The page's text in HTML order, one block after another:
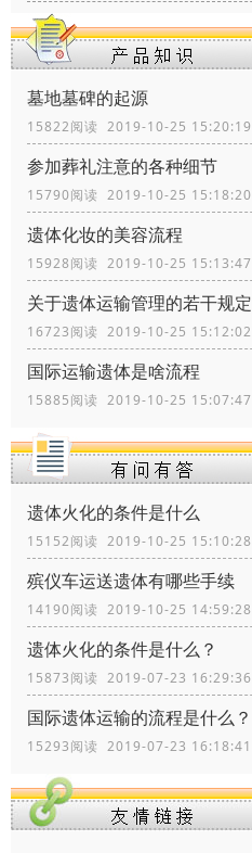
墓地墓碑的起源
15822阅读 2019-10-25 15:20:19
参加葬礼注意的各种细节
15790阅读 2019-10-25 15:18:20
遗体化妆的美容流程
15928阅读 2019-10-25 15:13:47
关于遗体运输管理的若干规定
16723阅读 2019-10-25 15:12:02
国际运输遗体是啥流程
15885阅读 2019-10-25 15:07:47
遗体火化的条件是什么
15152阅读 2019-10-25 15:10:28
殡仪车运送遗体有哪些手续
14190阅读 2019-10-25 14:59:28
遗体火化的条件是什么？
15873阅读 2019-07-23 16:29:36
国际遗体运输的流程是什么？
15293阅读 2019-07-23 16:18:41